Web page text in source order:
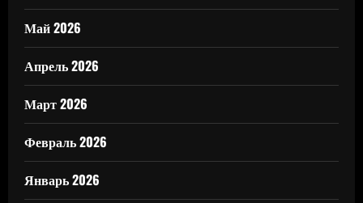
Май 2026
Апрель 2026
Март 2026
Февраль 2026
Январь 2026